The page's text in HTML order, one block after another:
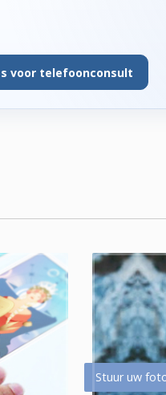
voor telefoonconsult
Stuur uw